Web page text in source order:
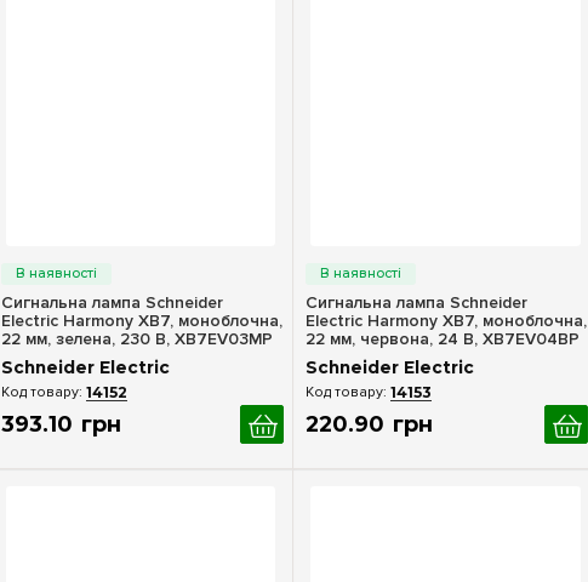
Сигнальна лампа Schneider
Electric Harmony XB7, моноблочна,
22 мм, зелена, 230 В, XB7EV03MP
Schneider Electric
14152
393.10 грн
Сигнальна лампа Schneider
Electric Harmony XB7, моноблочна,
22 мм, червона, 24 В, XB7EV04BP
Schneider Electric
14153
220.90 грн